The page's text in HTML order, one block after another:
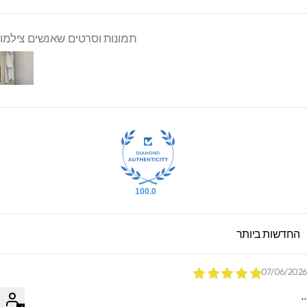
תמונות וסרטים שאנשים צילמו
100.0
SORT
07/06/